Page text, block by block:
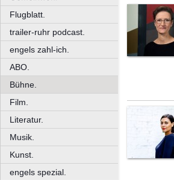
Flugblatt.
trailer-ruhr podcast.
engels zahl-ich.
ABO.
Bühne.
Film.
Literatur.
Musik.
Kunst.
engels spezial.